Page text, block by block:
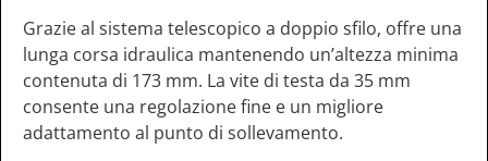
Grazie al sistema telescopico a doppio sfilo, offre una
lunga corsa idraulica mantenendo un’altezza minima
contenuta di 173 mm. La vite di testa da 35 mm
consente una regolazione fine e un migliore
adattamento al punto di sollevamento.